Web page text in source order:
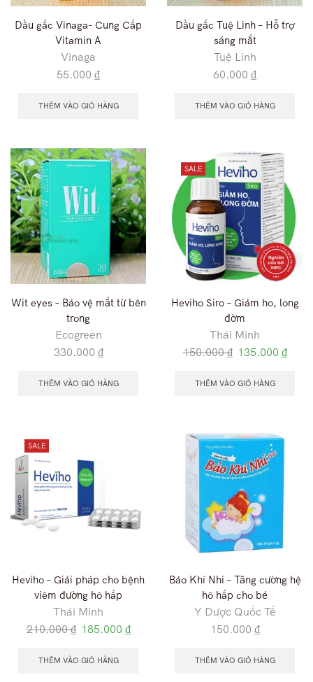
Dầu gấc Vinaga- Cung Cấp
Vitamin A
Vinaga
55.000 ₫
THÊM VÀO GIỎ HÀNG
Dầu gấc Tuệ Linh – Hỗ trợ
sáng mắt
Tuệ Linh
60.000 ₫
THÊM VÀO GIỎ HÀNG
Wit eyes – Bảo vệ mắt từ bên
trong
Ecogreen
330.000 ₫
THÊM VÀO GIỎ HÀNG
SALE
Heviho Siro – Giảm ho, long
đờm
Thái Minh
150.000₫ 135.000 ₫
THÊM VÀO GIỎ HÀNG
SALE
Heviho – Giải pháp cho bệnh
viêm đường hô hấp
Thái Minh
210.000₫ 185.000 ₫
THÊM VÀO GIỎ HÀNG
Bảo Khí Nhi – Tăng cường hệ
hô hấp cho bé
Y Dược Quốc Tế
150.000 ₫
THÊM VÀO GIỎ HÀNG